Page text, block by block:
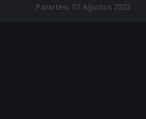
Pazartesi, 07 Ağustos 2023